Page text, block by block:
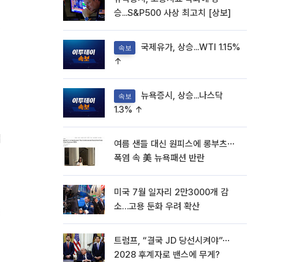
승...S&P500 사상 최고치 [상보]
속보
↑
속보
1.3% ↑
여름 샌들 대신 원피스에 롱부츠⋯
폭염 속 美 뉴욕패션 반란
미국 7월 일자리 2만3000개 감
소…고용 둔화 우려 확산
트럼프, “결국 JD 당선시켜야”⋯
2028 후계자로 밴스에 무게?